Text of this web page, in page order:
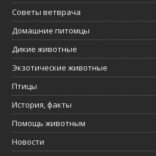
Советы ветврача
Домашние питомцы
Дикие животные
Экзотические животные
Птицы
История, факты
Помощь животным
Новости